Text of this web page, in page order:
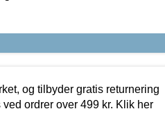
og tilbyder gratis returnering
ordrer over 499 kr. Klik her